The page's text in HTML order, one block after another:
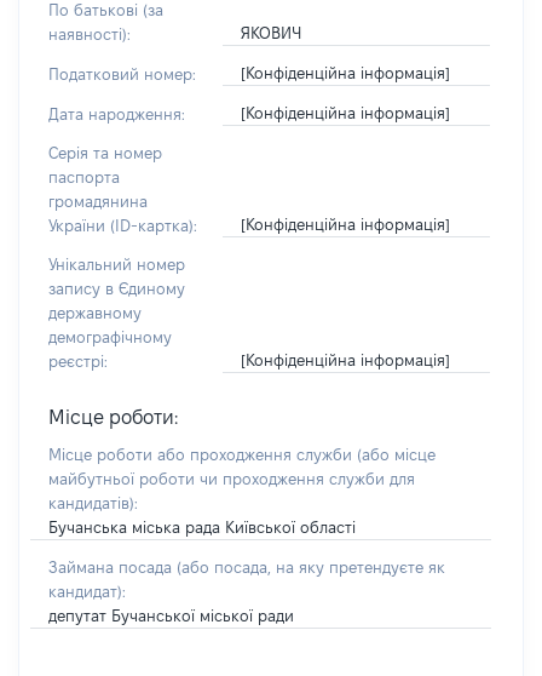
По батькові (за
наявності):
ЯКОВИЧ
Податковий номер: [Конфіденційна інформація]
Дата народження: [Конфіденційна інформація]
Серія та номер
паспорта
громадянина
України (ID-картка):
[Конфіденційна інформація]
Унікальний номер
запису в Єдиному
державному
демографічному
реєстрі:
[Конфіденційна інформація]
Місце роботи:
Місце роботи або проходження служби (або місце
майбутньої роботи чи проходження служби для
кандидатів):
Бучанська міська рада Київської області
Займана посада (або посада, на яку претендуєте як
кандидат):
депутат Бучанської міської ради